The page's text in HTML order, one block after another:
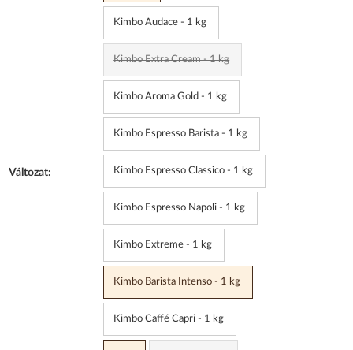
Változat:
Kimbo Audace - 1 kg
Kimbo Extra Cream - 1 kg
Kimbo Aroma Gold - 1 kg
Kimbo Espresso Barista - 1 kg
Kimbo Espresso Classico - 1 kg
Kimbo Espresso Napoli - 1 kg
Kimbo Extreme - 1 kg
Kimbo Barista Intenso - 1 kg
Kimbo Caffé Capri - 1 kg